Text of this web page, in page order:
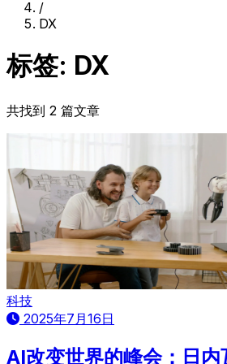
/
DX
标签: DX
共找到 2 篇文章
科技
2025年7月16日
AI改变世界的峰会：日